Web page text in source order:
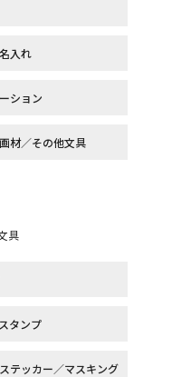
入れ
ション
材／その他文具
具
タンプ
テッカー／マスキング